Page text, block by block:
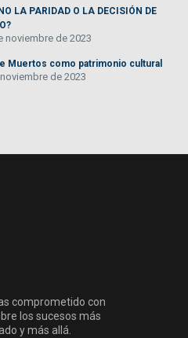
LA PARIDAD O LA DECISIÓN DE
noviembre de 2023
Muertos como patrimonio cultural
de 2023
comprometido con
los sucesos más
y más allá.